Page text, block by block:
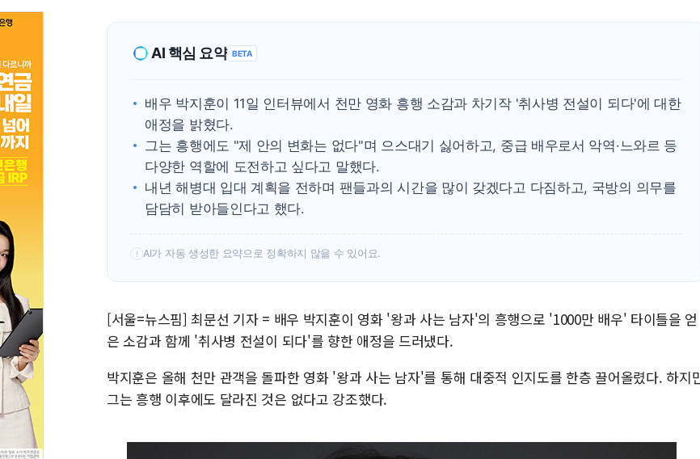
폭염에 車 운전
AI 핵심 요약 BETA
배우 박지훈이 11일 인터뷰에서 천만 영화 흥행 소감과 차기작 '취사병 전설이 되다'에 대한
애정을 밝혔다.
그는 흥행에도 "제 안의 변화는 없다"며 으스대기 싫어하고, 중급 배우로서 악역·느와르 등
다양한 역할에 도전하고 싶다고 말했다.
내년 해병대 입대 계획을 전하며 팬들과의 시간을 많이 갖겠다고 다짐하고, 국방의 의무를
담담히 받아들인다고 했다.
! AI가 자동 생성한 요약으로 정확하지 않을 수 있어요.
[서울=뉴스핌] 최문선 기자 = 배우 박지훈이 영화 '왕과 사는 남자'의 흥행으로 '1000만 배우' 타이틀을 얻
은 소감과 함께 '취사병 전설이 되다'를 향한 애정을 드러냈다.
박지훈은 올해 천만 관객을 돌파한 영화 '왕과 사는 남자'를 통해 대중적 인지도를 한층 끌어올렸다. 하지
그는 흥행 이후에도 달라진 것은 없다고 강조했다.